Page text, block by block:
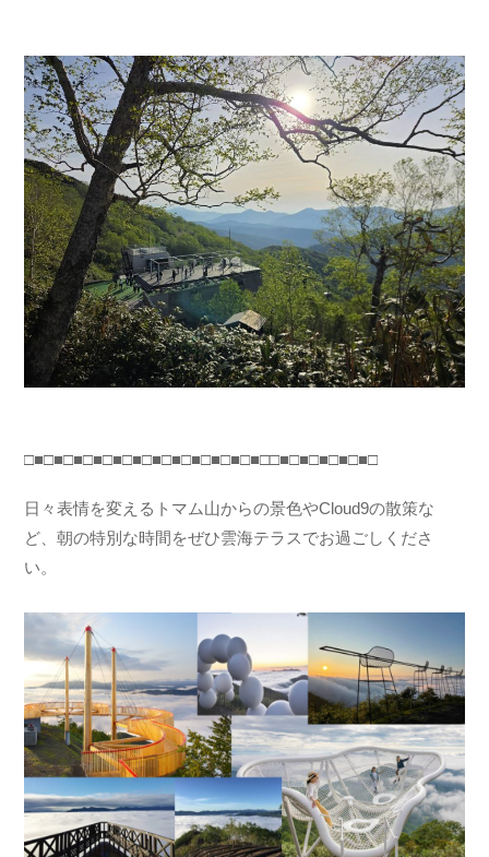
□■□■□■□■□■□■□■□■□■□■□■□■□□■□■□■□■□■□
日々表情を変えるトマム山からの景色やCloud9の散策な
ど、朝の特別な時間をぜひ雲海テラスでお過ごしくださ
い。